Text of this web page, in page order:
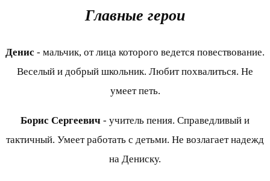
Главные герои
Денис - мальчик, от лица которого ведется повествование.
Веселый и добрый школьник. Любит похвалиться. Не
умеет петь.
Борис Сергеевич - учитель пения. Справедливый и
тактичный. Умеет работать с детьми. Не возлагает надежд
на Дениску.